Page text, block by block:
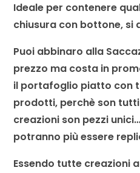
Ideale per contenere
chiusura con bottone,
Puoi abbinaro alla
prezzo ma costa in
il portafoglio piatto con
prodotti, perchè son
creazioni son pezzi
potranno più essere
Essendo tutte creazioni